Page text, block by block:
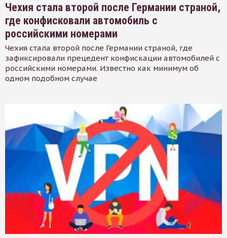
Чехия стала второй после Германии страной,
где конфисковали автомобиль с
российскими номерами
Чехия стала второй после Германии страной, где
зафиксировали прецедент конфискации автомобилей с
российскими номерами. Известно как минимум об
одном подобном случае